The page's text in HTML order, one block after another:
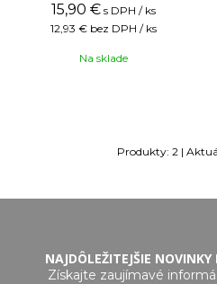
15,90 € s DPH / ks
12,93 € bez DPH / ks
Na sklade
Produkty: 2|
NAJDÔLEŽITEJŠIE
Získajte zaujímavé